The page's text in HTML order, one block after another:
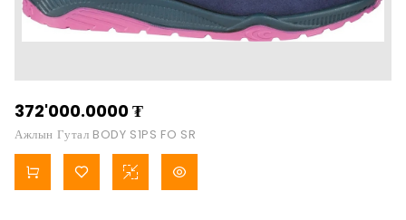
372'000.0000₮
Ажлын Гутал BODY S1PS FO SR